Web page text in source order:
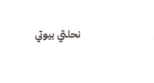
نحلتي بيوتي